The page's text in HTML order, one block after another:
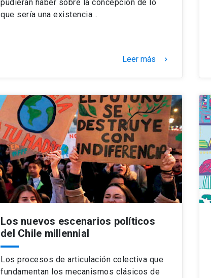
pudieran haber sobre la concepción de lo
que sería una existencia…
Leer más keyboard_arrow_right
Los nuevos escenarios políticos
del Chile millennial
Los procesos de articulación colectiva que
fundamentan los mecanismos clásicos de